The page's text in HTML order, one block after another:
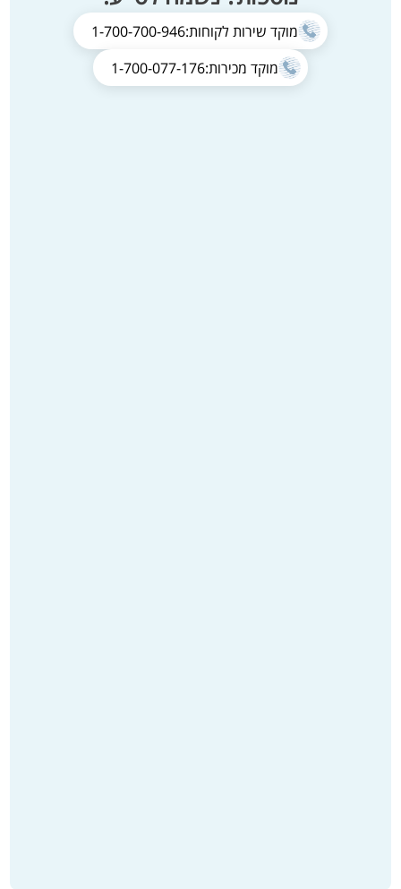
מוקד שירות לקוחות:1-700-700-946
מוקד מכירות:1-700-077-176